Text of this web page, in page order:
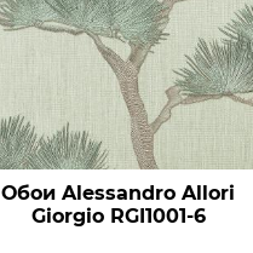
Обои Alessandro Allori
GiorgioRGI1001-6